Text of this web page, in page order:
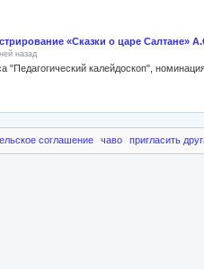
«Сказки о царе Салтане»
назад
соглашение чаво пригласить